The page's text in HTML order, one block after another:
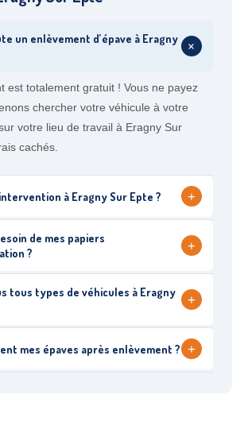
un enlèvement d’épave à Eragny +
est totalement gratuit ! Vous ne payez
chercher votre véhicule à votre
votre lieu de travail à Eragny Sur
cachés.
à Eragny Sur Epte ? +
de mes papiers
?
+
tous types de véhicules à Eragny
+
mes épaves après enlèvement ? +